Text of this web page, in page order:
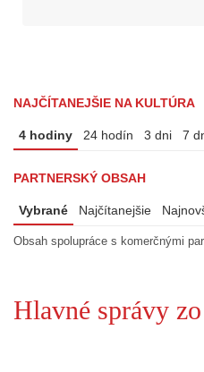
NAJČÍTANEJŠIE NA KULTÚRA
4 hodiny 24 hodín 3 dni 7
PARTNERSKÝ OBSAH
Vybrané Najčítanejšie
Obsah spolupráce s komerčnými
Hlavné správy